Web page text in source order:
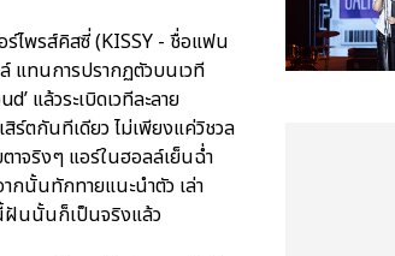
ร์ไพรส์คิสซี่ (KISSY - ชื่อแฟน
แทนการปรากฏตัวบนเวที
แล้วระเบิดเวทีละลาย
ร์ตกันทีเดียว ไม่เพียงแค่วิชวล
าจริงๆ แอร์ในฮอลล์เย็นฉ่ำ
กนั้นทักทายแนะนำตัว เล่า
ฝันนั้นก็เป็นจริงแล้ว